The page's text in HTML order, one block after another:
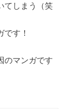
てしまう（笑
す！
のマンガです